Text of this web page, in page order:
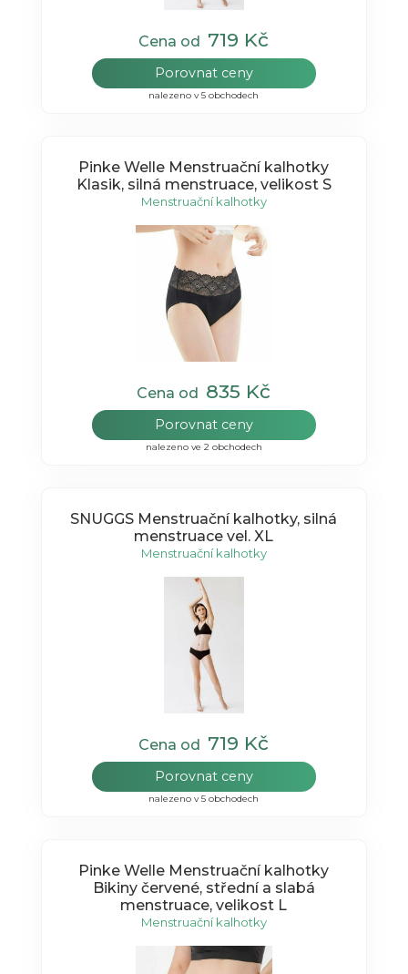
Cena od 719 Kč
Porovnat ceny
nalezeno v 5 obchodech
Pinke Welle Menstruační kalhotky
Klasik, silná menstruace, velikost S
Menstruační kalhotky
Cena od 835 Kč
Porovnat ceny
nalezeno ve 2 obchodech
SNUGGS Menstruační kalhotky, silná
menstruace vel. XL
Menstruační kalhotky
Cena od 719 Kč
Porovnat ceny
nalezeno v 5 obchodech
Pinke Welle Menstruační kalhotky
Bikiny červené, střední a slabá
menstruace, velikost L
Menstruační kalhotky